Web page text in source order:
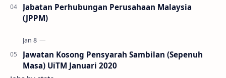
Jabatan Perhubungan Perusahaan Malaysia
(JPPM)
Jawatan Kosong Pensyarah Sambilan (Sepenuh
Masa) UiTM Januari 2020